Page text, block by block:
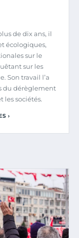
de dix ans, il
écologiques,
sur le
sur les
Son travail l’a
du dérèglement
les sociétés.
›